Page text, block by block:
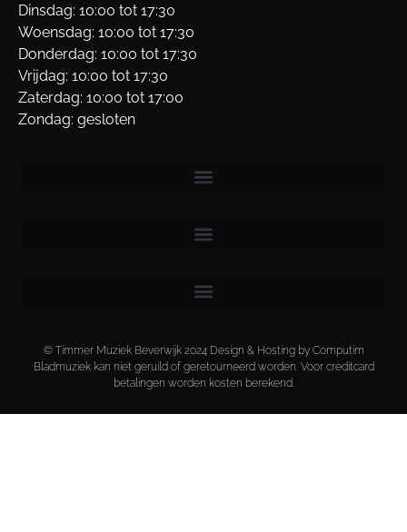
Dinsdag: 10:00 tot 17:30
Woensdag: 10:00 tot 17:30
Donderdag: 10:00 tot 17:30
Vrijdag: 10:00 tot 17:30
Zaterdag: 10:00 tot 17:00
Zondag: gesloten
© Timmer Muziek Beverwijk 2024 Design & Hosting by Computim
Bladmuziek kan niet geruild of geretourneerd worden. Voor creditcard
betalingen worden kosten berekend.